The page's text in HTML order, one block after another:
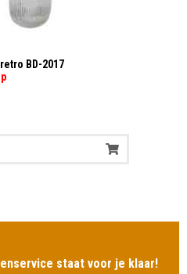
BD-2017
staat voor je klaar!